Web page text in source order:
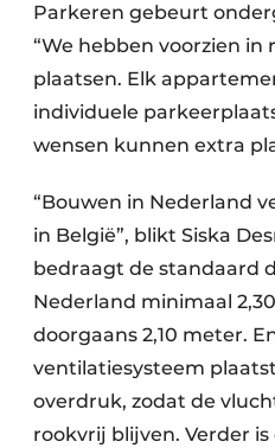
Parkeren gebeurt
“We hebben voorzien in
plaatsen. Elk
individuele
wensen kunnen extra
“Bouwen in Nederland
in België”, blikt Siska
bedraagt de standaard
Nederland minimaal
doorgaans 2,10 meter.
ventilatiesysteem
overdruk, zodat de
rookvrij blijven. Verder